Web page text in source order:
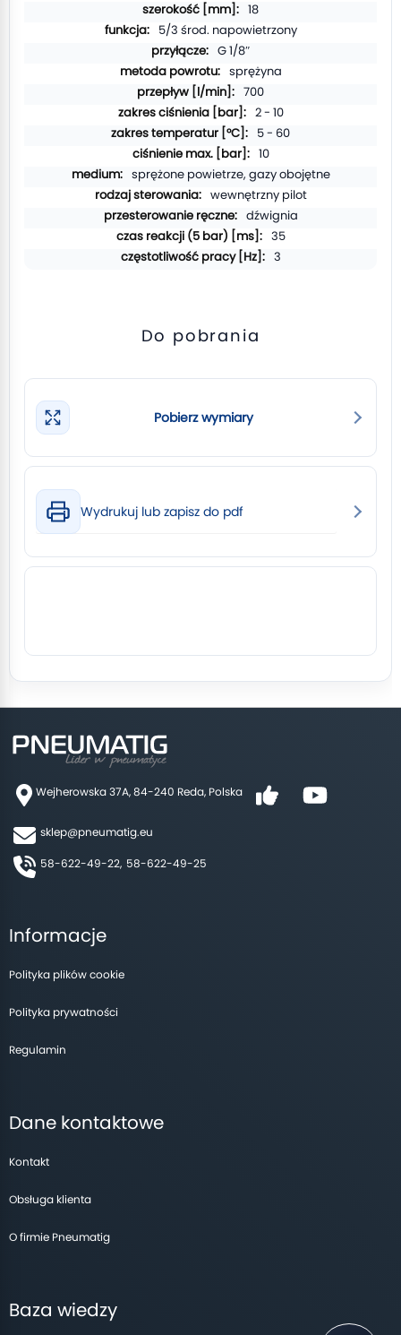
18
5/3 środ. napowietrzony
G 1/8″
sprężyna
700
2 - 10
5 - 60
10
sprężone powietrze, gazy obojętne
wewnętrzny pilot
dźwignia
35
3
Do pobrania
Pobierz wymiary
Wydrukuj lub zapisz do pdf
Wejherowska 37A, 84-240 Reda, Polska
sklep@pneumatig.eu
58-622-49-22, 58-622-49-25
Informacje
Polityka plików cookie
Polityka prywatności
Regulamin
Dane kontaktowe
Kontakt
Obsługa klienta
O firmie Pneumatig
Baza wiedzy